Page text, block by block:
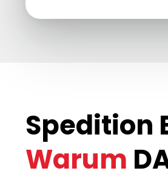
Spedition
Warum